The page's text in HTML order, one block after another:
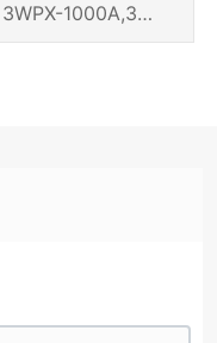
3WPX-1000A,3W
PX-1200A,3WPX-